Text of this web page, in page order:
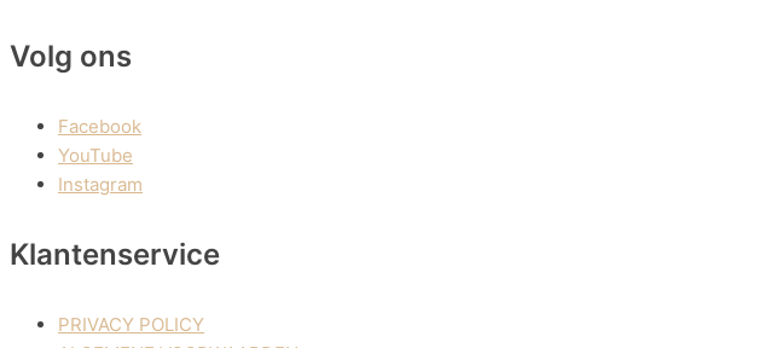
Volg ons
Facebook
YouTube
Instagram
Klantenservice
PRIVACY POLICY